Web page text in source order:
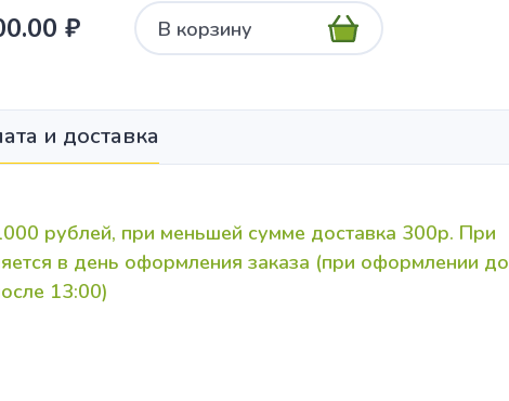
₽ В корзину
и доставка
рублей, при меньшей сумме доставка 300р. При
в день оформления заказа (при оформлении до
13:00)